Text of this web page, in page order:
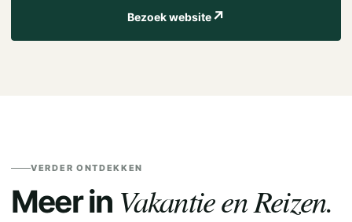
Bezoek website↗
VERDER ONTDEKKEN
Meer in Vakantie en Reizen.